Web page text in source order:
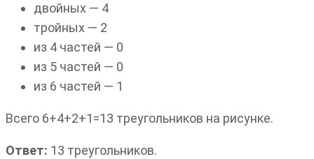
двойных — 4
тройных — 2
из 4 частей — 0
из 5 частей — 0
из 6 частей — 1
Всего 6+4+2+1=13 треугольников на рисунке.
Ответ: 13 треугольников.